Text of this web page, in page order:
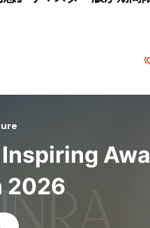
Inspiring
2026